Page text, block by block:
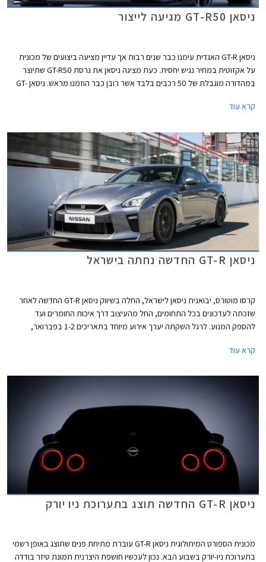
ניסאן GT-R50 מגיעה לייצור
ניסאן GT-R האגדית עימנו כבר שנים רבות אך עדיין מציעה ביצועים של מכונית
על אקזוטית במחיר נגיש יחסית. כעת מציגה ניסאן את גרסת GT-R50 שתיוצר
במהדורה מוגבלת של 50 רכבים בלבד אשר רובן כבר הוזמנו מראש. ניסאן GT-
על פי בקשת הלקוח. המכונית תיחשף לציבור בתערוכת ג'נבה בחודש מרץ,
קרא עוד
ניסאן GT-R החדשה נחתה בישראל
קרסו מוטורס, יבואנית ניסאן לישראל, החלה בשיווק ניסאן GT-R החדשה לאחר
שזכתה לעדכונים בכל התחומים, החל מהעיצוב דרך איכות החומרים ועד
להספק המנוע. לרגל השקתה יערך אירוע מיוחד בתאריכים 1-2 בפברואר,
קרא עוד
ניסאן GT-R החדשה תוצג בתערוכת ניו יורק
מכונית הספורט המיתולוגית ניסאן GT-R עוברת מתיחת פנים שתוצג באופן רשמי
בתערוכת ניו-יורק בשבוע הבא. נכון לעכשיו חושפת היצרנית תמונת טיזר בודדה